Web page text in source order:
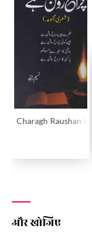
Charagh Raushan Hai
और खोजिए